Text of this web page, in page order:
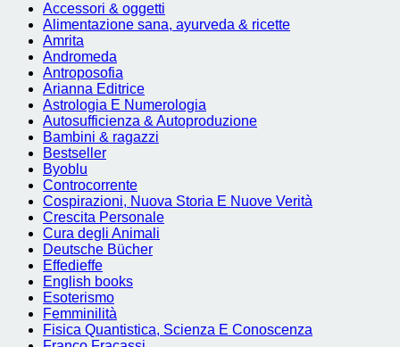
Accessori & oggetti
Alimentazione sana, ayurveda & ricette
Amrita
Andromeda
Antroposofia
Arianna Editrice
Astrologia E Numerologia
Autosufficienza & Autoproduzione
Bambini & ragazzi
Bestseller
Byoblu
Controcorrente
Cospirazioni, Nuova Storia E Nuove Verità
Crescita Personale
Cura degli Animali
Deutsche Bücher
Effedieffe
English books
Esoterismo
Femminilità
Fisica Quantistica, Scienza E Conoscenza